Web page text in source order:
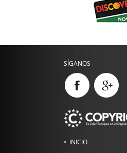
SÍGANOS
INICIO